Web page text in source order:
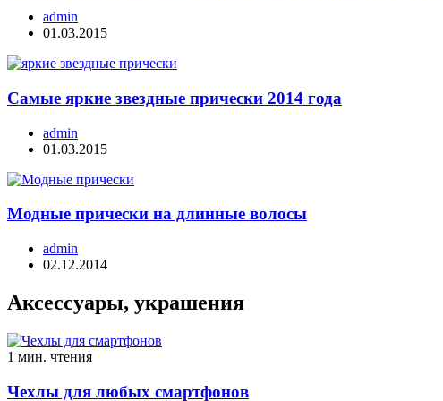
admin
01.03.2015
Самые яркие звездные прически 2014 года
admin
01.03.2015
Модные прически на длинные волосы
admin
02.12.2014
Аксессуары, украшения
1 мин. чтения
Чехлы для любых смартфонов